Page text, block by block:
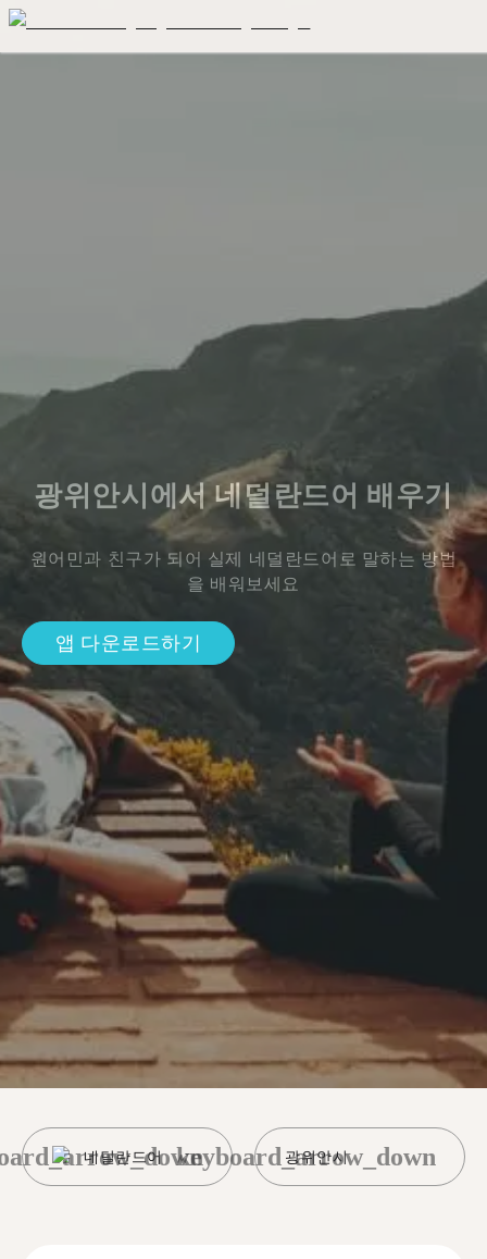
광위안시에서 네덜란드어 배우기
원어민과 친구가 되어 실제 네덜란드어로 말하는 방법
을 배워보세요
앱 다운로드하기
네덜란드어 광위안시
keyboard_arrow_down